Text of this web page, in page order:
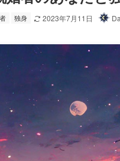
独身 2023年7月11日